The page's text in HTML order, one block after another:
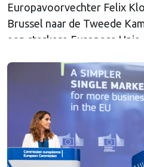
Europavoorvechter Felix
Brussel naar de Tweede
een sterkere Europese
heeft kunnen proeven van
Haagse politiek?